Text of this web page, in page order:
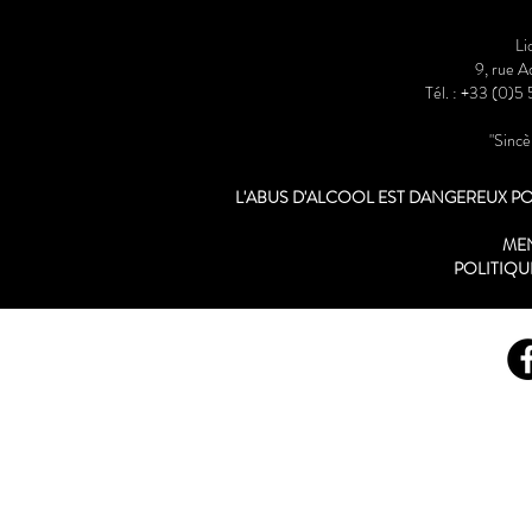
9, rue
Tél. : +33
L'ABUS D'ALCOOL EST DANGEREUX